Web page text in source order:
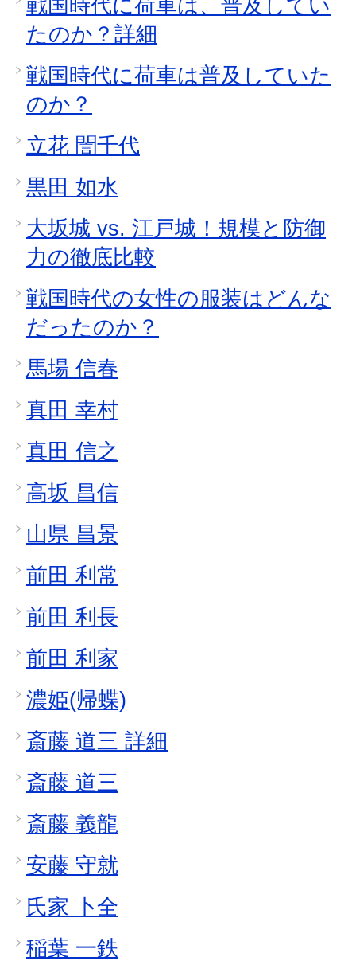
たのか？詳細
戦国時代に荷車は普及していた
のか？
立花 誾千代
黒田 如水
大坂城 vs. 江戸城！規模と防御
力の徹底比較
戦国時代の女性の服装はどんな
だったのか？
馬場 信春
真田 幸村
真田 信之
高坂 昌信
山県 昌景
前田 利常
前田 利長
前田 利家
濃姫(帰蝶)
斎藤 道三 詳細
斎藤 道三
斎藤 義龍
安藤 守就
氏家 卜全
稲葉 一鉄